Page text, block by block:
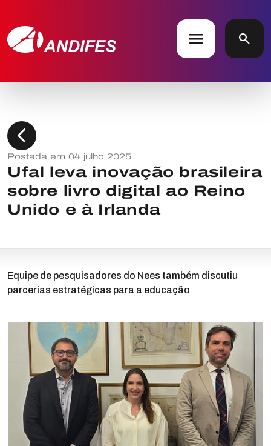
menu search
chevron_left
Postada em 04 julho 2025
Ufal leva inovação brasileira
sobre livro digital ao Reino
Unido e à Irlanda
Equipe de pesquisadores do Nees também discutiu
parcerias estratégicas para a educação